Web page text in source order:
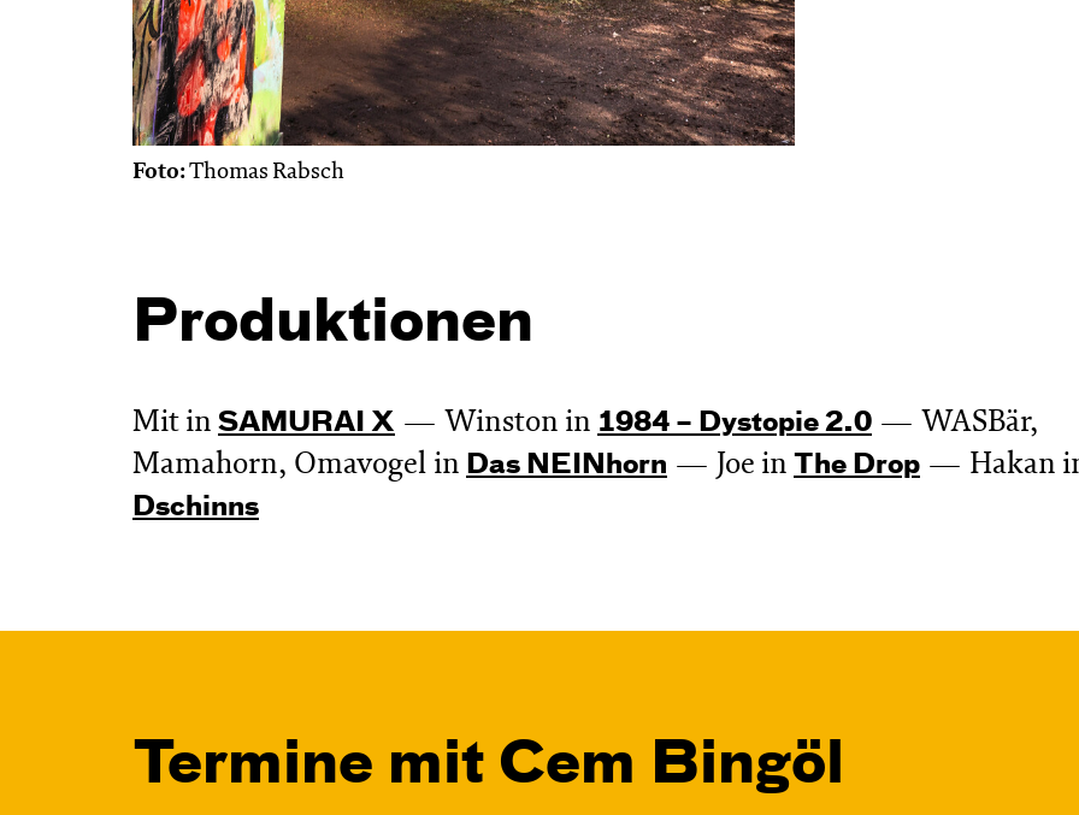
Foto:Thomas Rabsch
Produktionen
Mit in SAMURAI X Winston in 1984 – Dystopie 2.0
WASBär,
Mamahorn, Omavogel in Das NEIN­horn Joe in The Drop Hakan
Dschinns
Termine mit Cem Bingöl